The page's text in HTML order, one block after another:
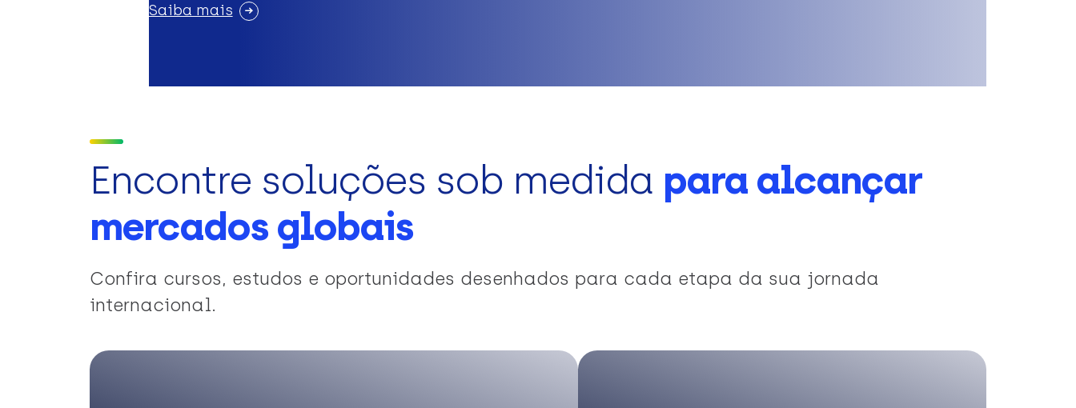
Saiba mais
Encontre soluções sob medida para alcançar
mercados globais
Confira cursos, estudos e oportunidades desenhados para cada etapa da sua jornada
internacional.